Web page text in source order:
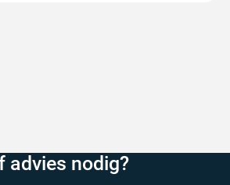
advies nodig?